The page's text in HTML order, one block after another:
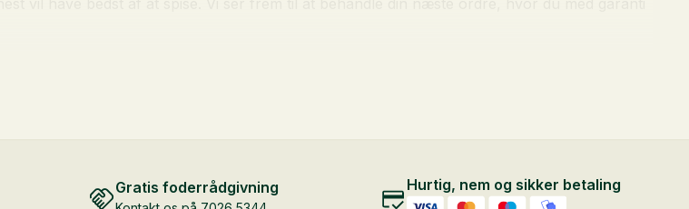
Gratis foderrådgivning Hurtig, nem og sikker betaling